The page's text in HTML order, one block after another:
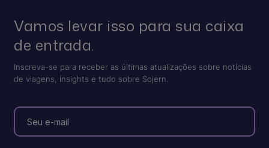
Vamos levar isso para sua caixa
de entrada.
Inscreva-se para receber as últimas atualizações sobre notícias
de viagens, insights e tudo sobre Sojern.